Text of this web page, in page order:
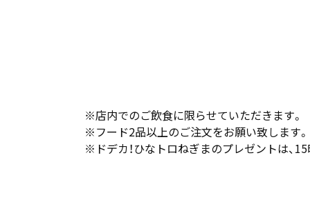
※店内でのご飲食に限らせていただきます。
※フード2品以上のご注文をお願い致します。
※ドデカ！ひなトロねぎまのプレゼントは、